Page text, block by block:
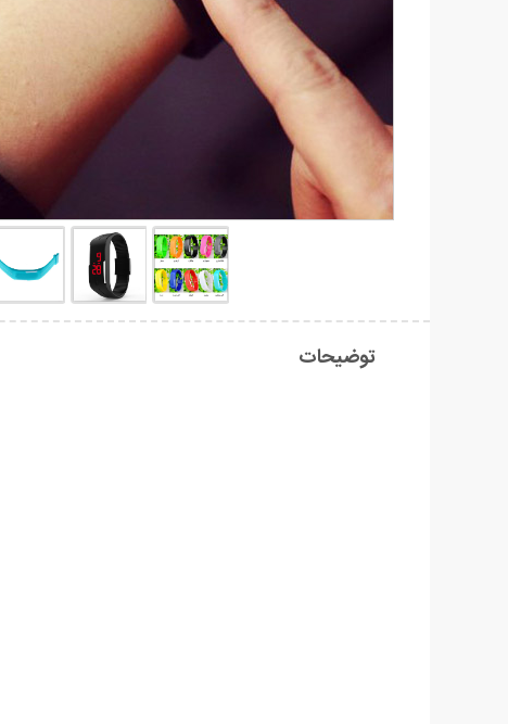
توضیحات